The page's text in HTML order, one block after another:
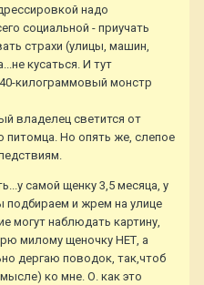
надо
социальной - приучать
страхи (улицы, машин,
кусаться. И тут
килограммовый монстр
владелец светится от
питомца. Но опять же, слепое
самой щенку 3,5 месяца, у
подбираем и жрем на улице
могут наблюдать картину,
милому щеночку НЕТ, а
дергаю поводок, так,чтоб
ко мне. О. как это